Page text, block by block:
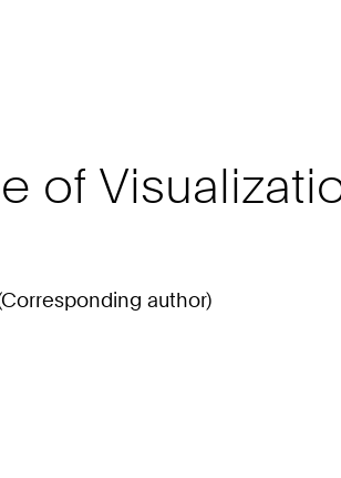
of
author)